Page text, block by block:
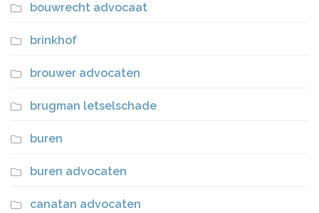
bouwrecht advocaat
brinkhof
brouwer advocaten
brugman letselschade
buren
buren advocaten
canatan advocaten